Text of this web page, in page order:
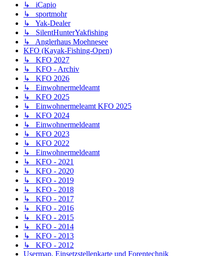
↳ iCapio
↳ sportmohr
↳ Yak-Dealer
↳ SilentHunterYakfishing
↳ Anglerhaus Moehnesee
KFO (Kayak-Fishing-Open)
↳ KFO 2027
↳ KFO - Archiv
↳ KFO 2026
↳ Einwohnermeldeamt
↳ KFO 2025
↳ Einwohnermeleamt KFO 2025
↳ KFO 2024
↳ Einwohnermeldeamt
↳ KFO 2023
↳ KFO 2022
↳ Einwohnermeldeamt
↳ KFO - 2021
↳ KFO - 2020
↳ KFO - 2019
↳ KFO - 2018
↳ KFO - 2017
↳ KFO - 2016
↳ KFO - 2015
↳ KFO - 2014
↳ KFO - 2013
↳ KFO - 2012
Usermap, Einsetzstellenkarte und Forentechnik